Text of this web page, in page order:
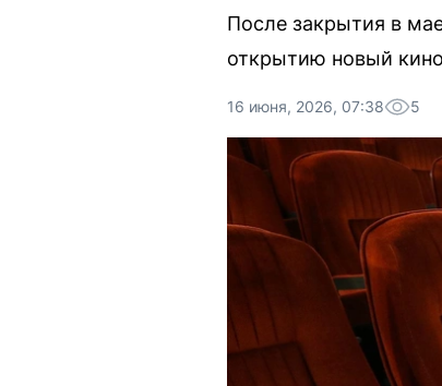
После закрытия в
открытию новый
16 июня, 2026, 07:38 5